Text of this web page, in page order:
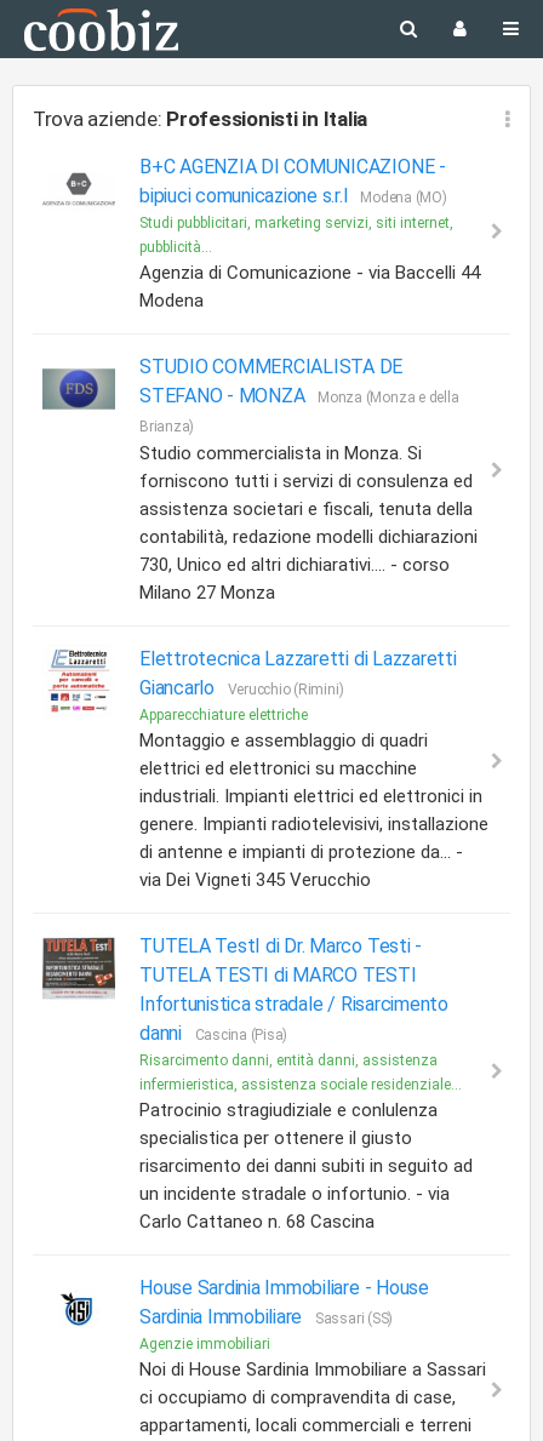
Trova aziende: Professionisti in Italia
B+C AGENZIA DI COMUNICAZIONE -
bipiuci comunicazione s.r.l
Modena (MO)
Studi pubblicitari, marketing servizi, siti internet,
pubblicità...
Agenzia di Comunicazione - via Baccelli 44
Modena
STUDIO COMMERCIALISTA DE
STEFANO - MONZA
Monza (Monza e della
Brianza)
Studio commercialista in Monza. Si
forniscono tutti i servizi di consulenza ed
assistenza societari e fiscali, tenuta della
contabilità, redazione modelli dichiarazioni
730, Unico ed altri dichiarativi.... - corso
Milano 27 Monza
Elettrotecnica Lazzaretti di Lazzaretti
Giancarlo
Verucchio (Rimini)
Apparecchiature elettriche
Montaggio e assemblaggio di quadri
elettrici ed elettronici su macchine
industriali. Impianti elettrici ed elettronici in
genere. Impianti radiotelevisivi, installazione
di antenne e impianti di protezione da... -
via Dei Vigneti 345 Verucchio
TUTELA TestI di Dr. Marco Testi -
TUTELA TESTI di MARCO TESTI
Infortunistica stradale / Risarcimento
danni
Cascina (Pisa)
Risarcimento danni, entità danni, assistenza
infermieristica, assistenza sociale residenziale...
Patrocinio stragiudiziale e conlulenza
specialistica per ottenere il giusto
risarcimento dei danni subiti in seguito ad
un incidente stradale o infortunio. - via
Carlo Cattaneo n. 68 Cascina
House Sardinia Immobiliare - House
Sardinia Immobiliare
Sassari (SS)
Agenzie immobiliari
Noi di House Sardinia Immobiliare a Sassari
ci occupiamo di compravendita di case,
appartamenti, locali commerciali e terreni